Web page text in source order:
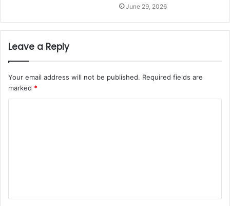
June 29, 2026
Leave a Reply
Your email address will not be published. Required fields are
marked *
t